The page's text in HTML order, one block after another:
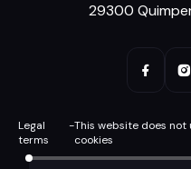
29300
Legal
terms
-This website does not
cookies